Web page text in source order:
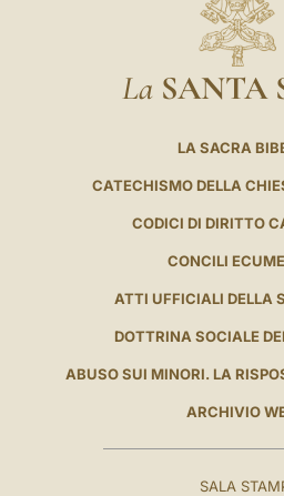
La SANTA
LA SACRA
CATECHISMO DELLA
CODICI DI DIRITTO
CONCILI
ATTI UFFICIALI DELLA
DOTTRINA SOCIALE
ABUSO SUI MINORI. LA
ARCHIVIO
SALA